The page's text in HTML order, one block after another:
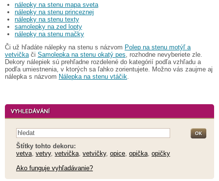
nálepky na stenu mapa sveta
nálepky na stenu princeznej
nálepky na stenu texty
samolepky na zed lopty
nálepky na stenu mačky
Či už hľadáte nálepky na stenu s názvom Polep na stenu motýľ a
vetvička či Samolepka na stenu okatý pes , rozhodne nevyberiete zle.
Dekory nálepiek sú prehľadne rozdelené do kategórií podľa vzhľadu a
podľa umiestnenia, v ktorých sa ľahko zorientujete. Možno vás zaujme aj
nálepka s názvom Nálepka na stenu vtáčik
Štítky tohto dekoru:
vetva vetvy, vetvička vetvičky, opice opička opičky
Ako funguje vyhľadávanie?